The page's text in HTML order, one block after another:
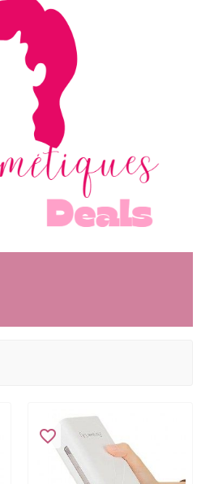
favorite_border